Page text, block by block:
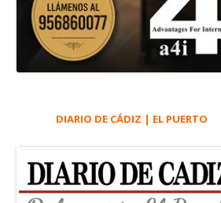
DIARIO DE CÁDIZ | EL PUERTO